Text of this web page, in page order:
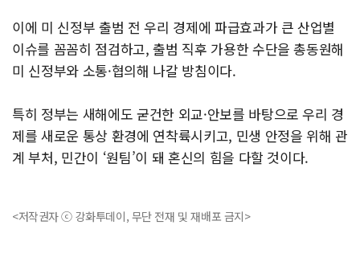
이에 미 신정부 출범 전 우리 경제에 파급효과가 큰 산업별
이슈를 꼼꼼히 점검하고, 출범 직후 가용한 수단을 총동원해
미 신정부와 소통·협의해 나갈 방침이다.
특히 정부는 새해에도 굳건한 외교·안보를 바탕으로 우리 경
제를 새로운 통상 환경에 연착륙시키고, 민생 안정을 위해 관
계 부처, 민간이 ‘원팀’이 돼 혼신의 힘을 다할 것이다.
<저작권자 ⓒ 강화투데이, 무단 전재 및 재배포 금지>